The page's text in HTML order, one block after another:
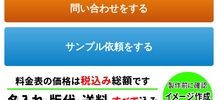
問い合わせをする
サンプル依頼をする